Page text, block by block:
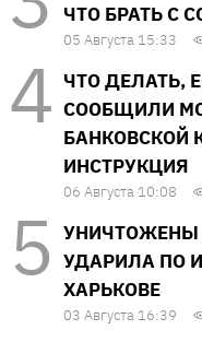
ЧТО БРАТЬ С
05 Августа 15:33
ЧТО ДЕЛАТЬ,
СООБЩИЛИ
БАНКОВСКОЙ
ИНСТРУКЦИЯ
06 Августа 10:08
УДАРИЛА ПО
ХАРЬКОВЕ
03 Августа 16:39